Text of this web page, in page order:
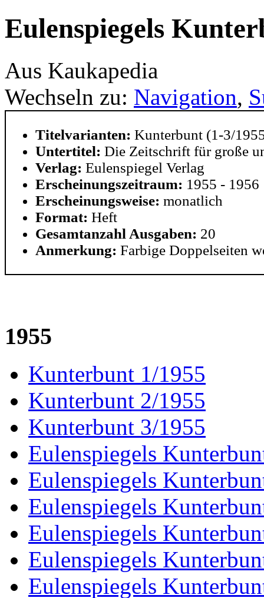
Eulenspiegels
Aus Kaukapedia
Wechseln zu: Navigation,
Titelvarianten: Kunterbunt (1-3/
Untertitel: Die Zeitschrift für große
Verlag: Eulenspiegel Verlag
Erscheinungszeitraum: 1955 - 1956
Erscheinungsweise: monatlich
Format: Heft
Gesamtanzahl Ausgaben: 20
Anmerkung: Farbige Doppelseiten
1955
Kunterbunt 1/1955
Kunterbunt 2/1955
Kunterbunt 3/1955
Eulenspiegels
Eulenspiegels
Eulenspiegels
Eulenspiegels
Eulenspiegels
Eulenspiegels